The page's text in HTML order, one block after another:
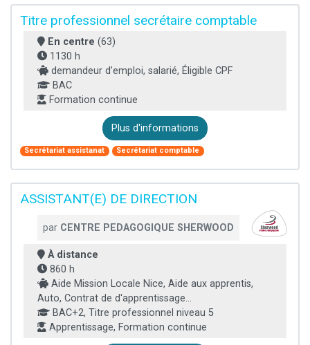
Titre professionnel secrétaire comptable
En centre (63)
1130 h
demandeur d’emploi, salarié, Éligible CPF
BAC
Formation continue
Plus d'informations
Secrétariat assistanat Secrétariat comptable
ASSISTANT(E) DE DIRECTION
par CENTRE PEDAGOGIQUE SHERWOOD
À distance
860 h
Aide Mission Locale Nice, Aide aux apprentis,
Auto, Contrat de d'apprentissage...
BAC+2, Titre professionnel niveau 5
Apprentissage, Formation continue